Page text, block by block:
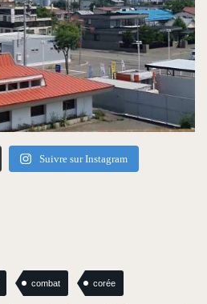
Suivre sur Instagram
combat corée